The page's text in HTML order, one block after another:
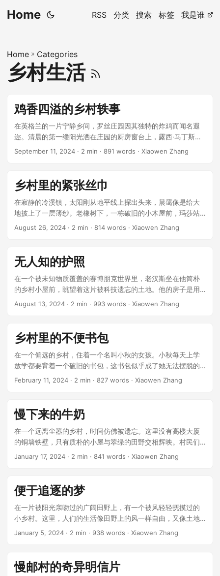
Home RSS 分类 搜索 标签 我是谁
Home » Categories
乡村生活
鸡香四溢的乡村轶事
在英格兰的一片宁静乡间，罗丝庄园因其独特的炸鸡而闻名遐
迩。清晨的第一缕阳光洒在庄园的厨房窗台上，露西·马丁斯正
忙碌地准备着今日的盛宴。这不只是调料与火候的艺术，更是
September 11, 2024 · 2 min · 891 words · Xiaowen Zhang
乡村里的紧张丝巾
在寂静的冷溪镇，太阳刚从地平线上探出头来，晨霭像是给大
地披上了一层薄纱。老橡树下，一栋破旧的小木屋前，玛莎站
在门槛上，眼神中流露出一丝不安。她手里攥着一条稍显紧张
August 26, 2024 · 2 min · 814 words · Xiaowen Zhang
无人知的护照
在一个被未知物质覆盖的赛博朋克世界里，老汉斯坐在他简朴
的乡村小屋前，眺望着这片被科技遗忘的土地。他的房子是用
传统的木头和泥土建成的，与周围插满数字广告牌和闪烁霓虹
August 13, 2024 · 2 min · 993 words · Xiaowen Zhang
乡村里的不便书包
在一个偏远的乡村，住着一个名叫小秋的女孩。小秋每天上学
放学都要背着一个破旧的书包，这书包似乎成了她无法摆脱的
宿命。书包里装满了沉重的书本，加之年久失修，只要一走
February 11, 2024 · 2 min · 827 words · Xiaowen Zhang
慢下来的牛奶
在一个远离尘嚣的乡村，时间仿佛被遗忘。这里没有高楼大厦
的铜墙铁壁，只有质朴的小屋与翠绿的田野交相辉映。村民们
日出而作，日落而息，过着宁静的生活。在这个村庄里，有一
January 17, 2024 · 2 min · 841 words · Xiaowen Zhang
便于追逐的梦
在一片被阳光亲吻过的广阔田野上，有一个被风轻轻抚摸过的
小乡村。这里，人们的生活像田野上的风一样自由，又像土地
一样深沉。在这个故事中，我们要讲述的是一个关于梦与现实
January 5, 2024 · 2 min · 938 words · Xiaowen Zhang
慢邮村的奇异明信片